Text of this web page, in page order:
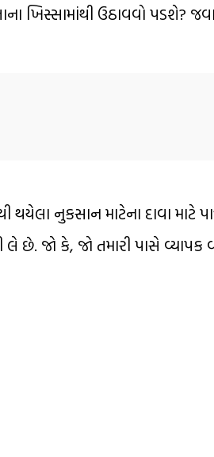
ખિસ્સામાંથી ઉઠાવવો પડશે?
થયેલા નુકસાન માટેના દાવા માટે
જો કે, જો તમારી પાસે વ્યાપક